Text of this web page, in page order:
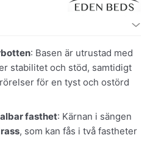
: Basen är utrustad med
stabilitet och stöd, samtidigt
för en tyst och ostörd
fasthet: Kärnan i sängen
, som kan fås i två fastheter